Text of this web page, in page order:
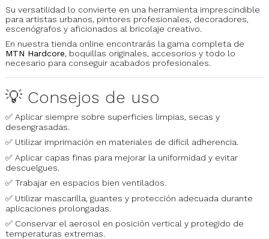
Su versatilidad lo convierte en una herramienta imprescindible
para artistas urbanos, pintores profesionales, decoradores,
escenógrafos y aficionados al bricolaje creativo.
En nuestra tienda online encontrarás la gama completa de
MTN Hardcore, boquillas originales, accesorios y todo lo
necesario para conseguir acabados profesionales.
💡 Consejos de uso
✅ Aplicar siempre sobre superficies limpias, secas y
desengrasadas.
✅ Utilizar imprimación en materiales de difícil adherencia.
✅ Aplicar capas finas para mejorar la uniformidad y evitar
descuelgues.
✅ Trabajar en espacios bien ventilados.
✅ Utilizar mascarilla, guantes y protección adecuada durante
aplicaciones prolongadas.
✅ Conservar el aerosol en posición vertical y protegido de
temperaturas extremas.